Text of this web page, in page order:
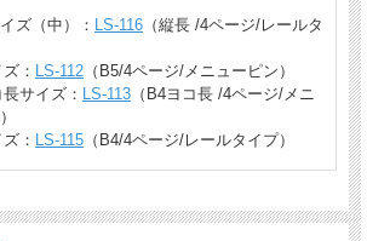
ズ（中）：
LS-116 （縦長 /4ページ/レールタ
：
LS-112 （B5/4ページ/メニューピン）
長サイズ：
LS-113 （B4ヨコ長 /4ページ/メニ
：
LS-115 （B4/4ページ/レールタイプ）